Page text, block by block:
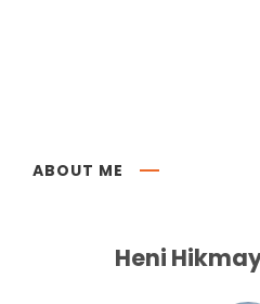
ABOUT ME
Heni